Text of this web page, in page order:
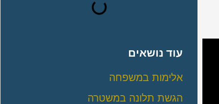
עוד נושאים
אלימות במשפחה
הגשת תלונה במשטרה